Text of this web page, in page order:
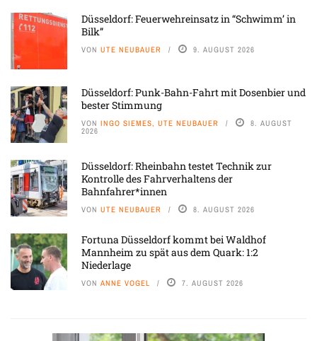
Düsseldorf: Feuerwehreinsatz in “Schwimm’ in
Bilk”
VON UTE NEUBAUER 9. AUGUST 2026
Düsseldorf: Punk-Bahn-Fahrt mit Dosenbier und
bester Stimmung
VON INGO SIEMES, UTE NEUBAUER 8. AUGUST
2026
Düsseldorf: Rheinbahn testet Technik zur
Kontrolle des Fahrverhaltens der
Bahnfahrer*innen
VON UTE NEUBAUER 8. AUGUST 2026
Fortuna Düsseldorf kommt bei Waldhof
Mannheim zu spät aus dem Quark: 1:2
Niederlage
VON ANNE VOGEL 7. AUGUST 2026